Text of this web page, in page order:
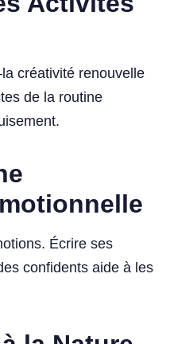
créativité renouvelle
de la routine
Écrire ses
confidents aide à les